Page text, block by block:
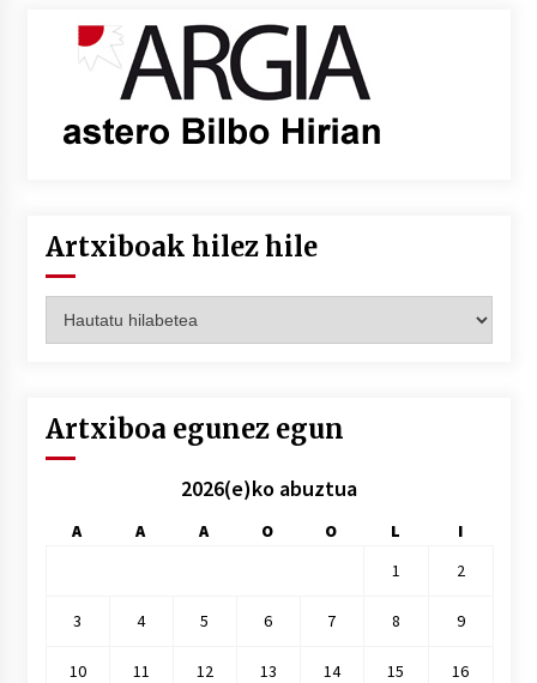
Artxiboak hilez hile
hilez
Artxiboa egunez egun
2026(e)ko abuztua
A A A O O L
I
1
2
3 4 5 6 7 8 9
10 11 12 13 14 15 16